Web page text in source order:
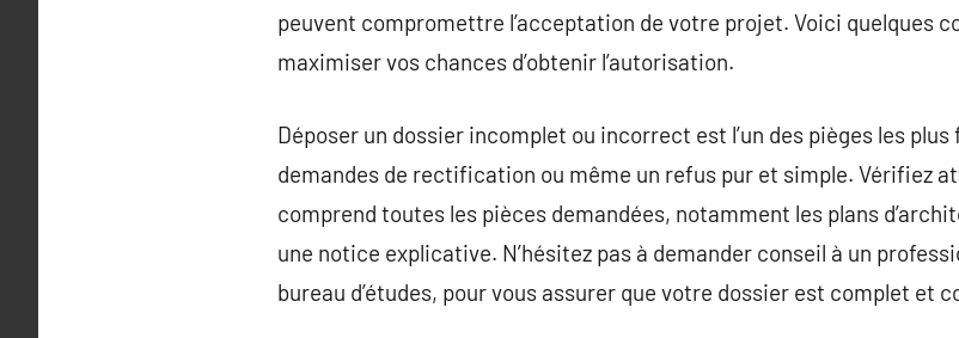
peuvent compromettre l’acceptation de votre projet. Voici quelques
maximiser vos chances d’obtenir l’autorisation.
Déposer un dossier incomplet ou incorrect est l’un des pièges les
demandes de rectification ou même un refus pur et simple. Vérifiez
comprend toutes les pièces demandées, notamment les plans
une notice explicative. N’hésitez pas à demander conseil à un
bureau d’études, pour vous assurer que votre dossier est complet et